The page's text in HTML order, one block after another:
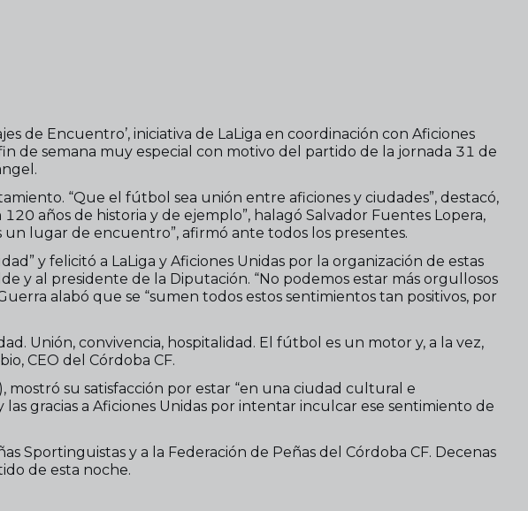
de Encuentro’, iniciativa de LaLiga en coordinación con Aficiones
de semana muy especial con motivo del partido de la jornada 31 de
“Que el fútbol sea unión entre aficiones y ciudades”, destacó,
años de historia y de ejemplo”, halagó Salvador Fuentes Lopera,
un lugar de encuentro”, afirmó ante todos los presentes.
y felicitó a LaLiga y Aficiones Unidas por la organización de estas
y al presidente de la Diputación. “No podemos estar más orgullosos
alabó que se “sumen todos estos sentimientos tan positivos, por
Unión, convivencia, hospitalidad. El fútbol es un motor y, a la vez,
CEO del Córdoba CF.
mostró su satisfacción por estar “en una ciudad cultural e
gracias a Aficiones Unidas por intentar inculcar ese sentimiento de
Sportinguistas y a la Federación de Peñas del Córdoba CF. Decenas
de esta noche.